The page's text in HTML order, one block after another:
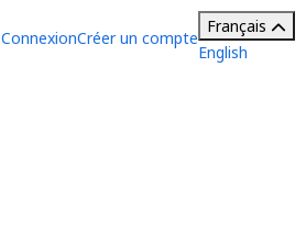
ConnexionCréer un compte
Français
English